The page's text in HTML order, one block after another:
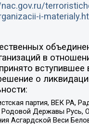
i-
в
вступившее
о
партия, ВЕК РА,
Родовой Державы Русь,
Асгардской Веси